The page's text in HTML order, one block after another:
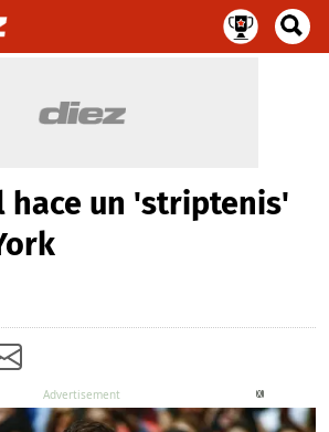
hace un 'striptenis'
X